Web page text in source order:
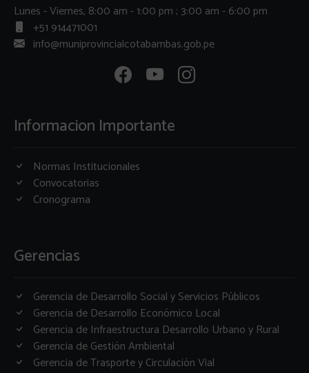
Lunes - Viernes, 8:00 am - 1:00 pm ; 3:00 am - 6:00 pm
+51 914471001
info@muniprovincialcotabambas.gob.pe
Informacion Importante
Normas Institucionales
Convocatorias
Cronograma
Gerencias
Gerencia de Desarrollo Social y Servicios Públicos
Gerencia de Desarrollo Económico Local
Gerencia de Infraestructura Desarrollo Urbano y Rural
Gerencia de Gestión Ambiental
Gerencia de Trasporte y Circulación Vial